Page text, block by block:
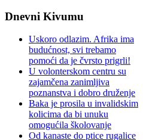
Dnevni Kivumu
Uskoro odlazim. Afrika ima
budućnost, svi trebamo
pomoći da je čvrsto prigrli!
U volonterskom centru su
zajamčena zanimljiva
poznanstva i dobro druženje
Baka je prosila u invalidskim
kolicima da bi unuku
omogućila školovanje
Od kanaste do ptice rugalice